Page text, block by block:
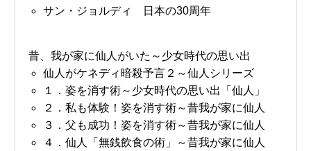
サン・ジョルディ 日本の30周年
昔、我が家に仙人がいた～少女時代の思い出
仙人がケネディ暗殺予言２～仙人シリーズ
１．姿を消す術～少女時代の思い出「仙人」
２．私も体験！姿を消す術～昔我が家に仙人
３．父も成功！姿を消す術～昔我が家に仙人
４．仙人「無銭飲食の術」～昔我が家に仙人